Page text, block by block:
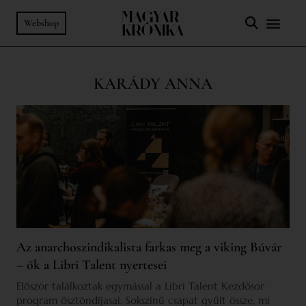
Webshop
KARÁDY ANNA
Az anarchoszindikalista farkas meg a viking Búvár
– ők a Libri Talent nyertesei
Először találkoztak egymással a Libri Talent Kezdősor
program ösztöndíjasai. Sokszínű csapat gyűlt össze, mi